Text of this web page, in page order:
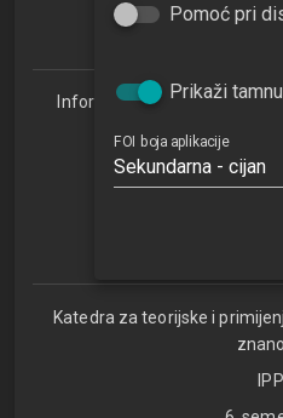
3
Informacijske tehnologije i
Studijski centar
Studijski
Studijski
Katedra za teorijske i
IPP
Pomoć pri
Prikaži
FOI boja aplikacije
Sekundarna - cijan